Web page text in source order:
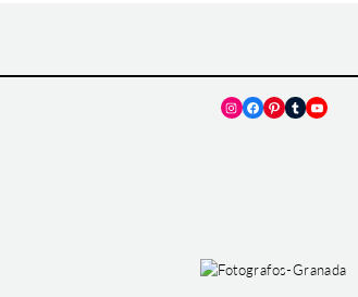
Instagram
Facebook
Pinterest
TumblrYouTube